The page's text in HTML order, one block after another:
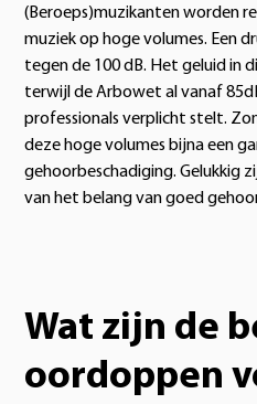
(Beroeps)muzikanten worden
muziek op hoge volumes. Een
tegen de 100 dB. Het geluid in
terwijl de Arbowet al vanaf
professionals verplicht stelt.
deze hoge volumes bijna een
gehoorbeschadiging. Gelukkig
van het belang van goed
Wat zijn de
oordoppen